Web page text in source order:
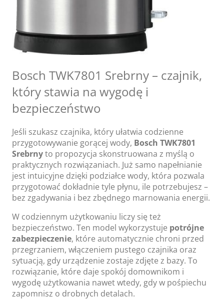
Bosch TWK7801 Srebrny – czajnik,
który stawia na wygodę i
bezpieczeństwo
Jeśli szukasz czajnika, który ułatwia codzienne
przygotowywanie gorącej wody, Bosch TWK7801
Srebrnyto propozycja skonstruowana z myślą o
praktycznych rozwiązaniach. Już samo napełnianie
jest intuicyjne dzięki podziałce wody, która pozwala
przygotować dokładnie tyle płynu, ile potrzebujesz –
bez zgadywania i bez zbędnego marnowania energii.
W codziennym użytkowaniu liczy się też
bezpieczeństwo. Ten model wykorzystuje potrójne
zabezpieczenie, które automatycznie chroni przed
przegrzaniem, włączeniem pustego czajnika oraz
sytuacją, gdy urządzenie zostaje zdjęte z bazy. To
rozwiązanie, które daje spokój domownikom i
wygodę użytkowania nawet wtedy, gdy w pośpiechu
zapomnisz o drobnych detalach.